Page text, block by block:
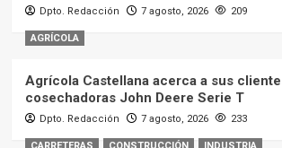
Dpto. Redacción 7 agosto, 2026 209
AGRÍCOLA
Agrícola Castellana acerca a sus
cosechadoras John Deere Serie T
Dpto. Redacción 7 agosto, 2026 233